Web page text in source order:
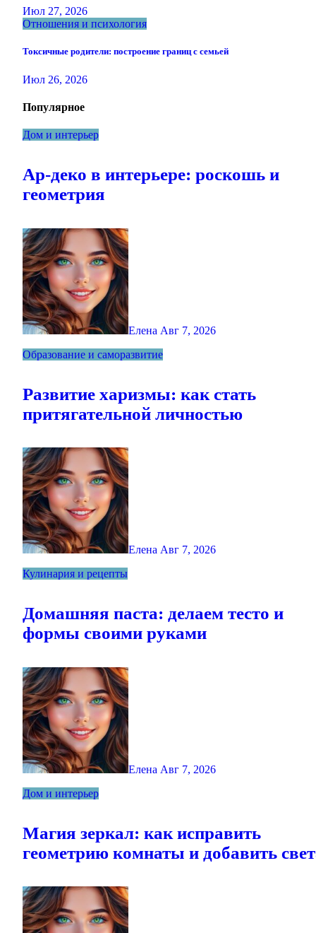
Июл 27, 2026
Отношения и психология
Токсичные родители: построение границ с семьей
Июл 26, 2026
Популярное
Дом и интерьер
Ар-деко в интерьере: роскошь и
геометрия
Елена Авг 7, 2026
Образование и саморазвитие
Развитие харизмы: как стать
притягательной личностью
Елена Авг 7, 2026
Кулинария и рецепты
Домашняя паста: делаем тесто и
формы своими руками
Елена Авг 7, 2026
Дом и интерьер
Магия зеркал: как исправить
геометрию комнаты и добавить